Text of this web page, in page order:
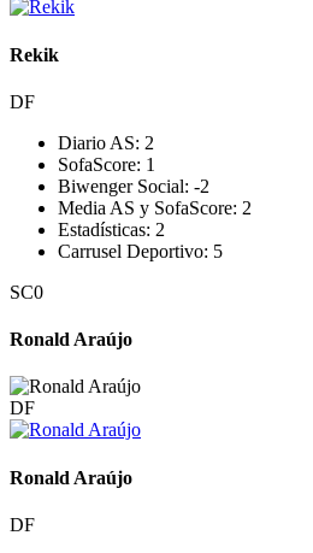
Rekik
DF
Diario AS: 2
SofaScore: 1
Biwenger Social: -2
Media AS y SofaScore: 2
Estadísticas: 2
Carrusel Deportivo: 5
SC0
Ronald Araújo
DF
Ronald Araújo
DF